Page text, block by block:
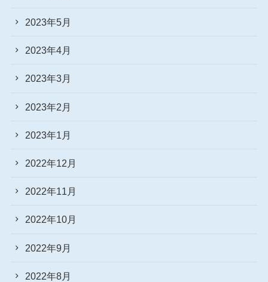
2023年5月
2023年4月
2023年3月
2023年2月
2023年1月
2022年12月
2022年11月
2022年10月
2022年9月
2022年8月